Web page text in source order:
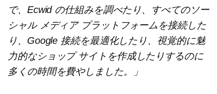
で、Ecwid の仕組みを調べたり、すべてのソー
シャル メディア プラットフォームを接続した
り、Google 接続を最適化したり、視覚的に魅
力的なショップ サイトを作成したりするのに
多くの時間を費やしました。」